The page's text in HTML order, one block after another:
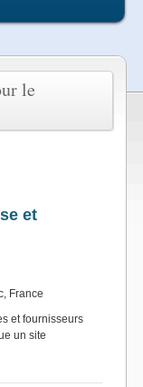
le
et
France
et fournisseurs
un site